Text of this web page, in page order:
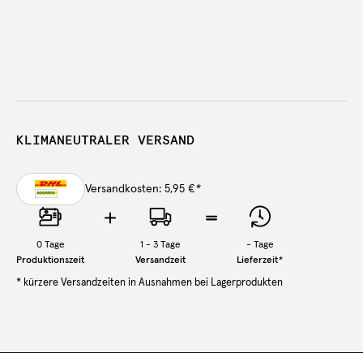
KLIMANEUTRALER VERSAND
Versandkosten: 5,95 €*
0Tage
Produktionszeit
1 - 3 Tage
Versandzeit
- Tage
Lieferzeit*
* kürzere Versandzeiten in Ausnahmen bei Lagerprodukten